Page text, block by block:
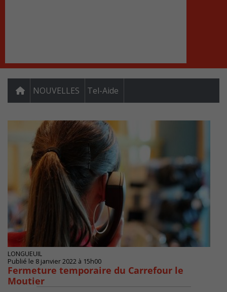
NOUVELLES Tel-Aide
LONGUEUIL
Publié le 8 janvier 2022 à 15h00
Fermeture temporaire du Carrefour le
Moutier